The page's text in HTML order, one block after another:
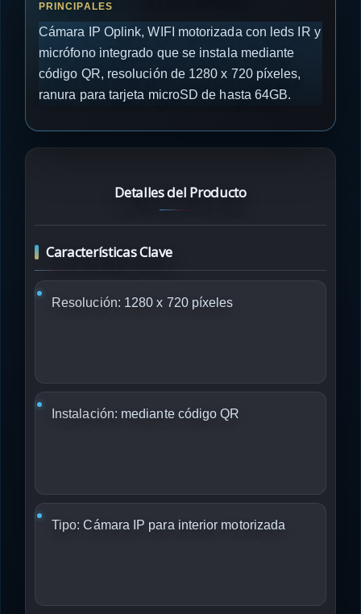
Cámara IP Oplink, WIFI motorizada con leds IR y
micrófono integrado que se instala mediante
código QR, resolución de 1280 x 720 píxeles,
ranura para tarjeta microSD de hasta 64GB.
Detalles del Producto
Características Clave
Resolución: 1280 x 720 píxeles
Instalación: mediante código QR
Tipo: Cámara IP para interior motorizada